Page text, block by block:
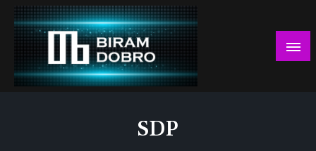
Skip
content
SDP